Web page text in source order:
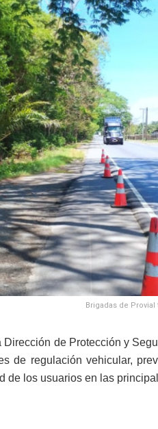
Brigadas de
de Protección y
de regulación vehicular,
de los usuarios en las